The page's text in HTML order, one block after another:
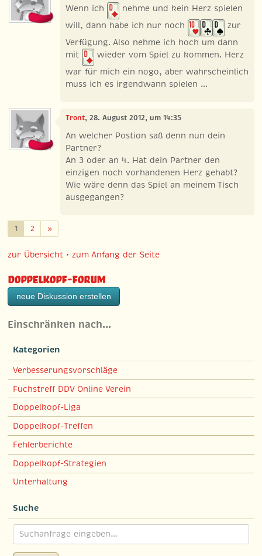
Wenn ich
nehme und kein Herz spielen
will, dann habe ich nur noch
zur
Verfügung. Also nehme ich hoch um dann
mit
wieder vom Spiel zu kommen. Herz
war für mich ein nogo, aber wahrscheinlich
muss ich es irgendwann spielen ...
Tront, 28. August 2012, um 14:35
An welcher Postion saß denn nun dein
Partner?
An 3 oder an 4. Hat dein Partner den
einzigen noch vorhandenen Herz gehabt?
Wie wäre denn das Spiel an meinem Tisch
ausgegangen?
1 2 »Weiter
zur Übersicht •zum Anfang der Seite
Doppelkopf-Forum
neue Diskussion erstellen
Einschränken nach…
Kategorien
Verbesserungsvorschläge
Fuchstreff DDV Online Verein
Doppelkopf-Liga
Doppelkopf-Treffen
Fehlerberichte
Doppelkopf-Strategien
Unterhaltung
Suche